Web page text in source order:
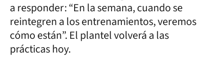
a responder: “En la semana, cuando se
reintegren a los entrenamientos, veremos
cómo están”. El plantel volverá a las
prácticas hoy.